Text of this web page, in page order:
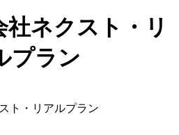
社ネクスト・リ
プラン
ト・リアルプラン